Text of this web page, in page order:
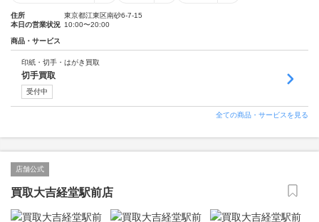
住所
東京都江東区南砂6-7-15
本日の営業状況 10:00〜20:00
商品・サービス
印紙・切手・はがき買取
切手買取
受付中
全ての商品・サービスを見る
店舗公式
買取大吉経堂駅前店